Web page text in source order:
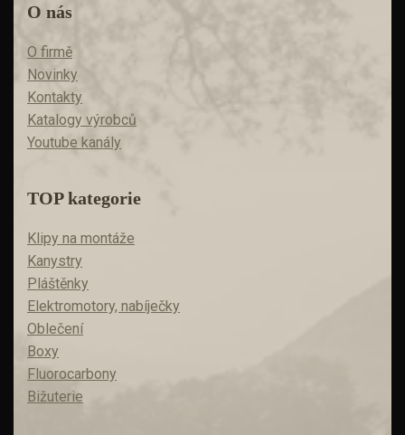
O nás
O firmě
Novinky
Kontakty
Katalogy výrobců
Youtube kanály
TOP kategorie
Klipy na montáže
Kanystry
Pláštěnky
Elektromotory, nabíječky
Oblečení
Boxy
Fluorocarbony
Bižuterie